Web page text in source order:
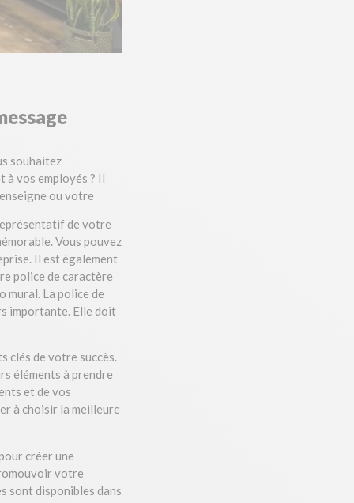
souhaitez
à vos employés ? Il
ou votre
de votre
Vous pouvez
Il est également
police de caractère
mural. La police de
importante. Elle doit
clés de votre succès.
éléments à prendre
et de vos
à choisir la meilleure
créer une
votre
sont disponibles dans